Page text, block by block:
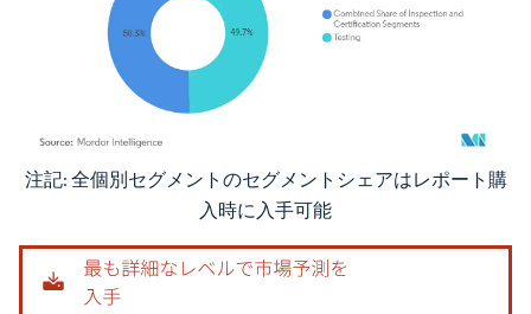
画像 © Mordor Intelligence。再利用にはCC BY 4.0の表示が必要です。
注記: 全個別セグメントのセグメントシェアはレポート購
入時に入手可能